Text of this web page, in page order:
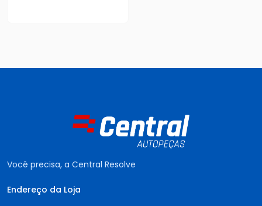
Você precisa, a Central Resolve
Endereço da Loja